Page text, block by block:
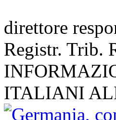
direttore
Registr. Trib.
ITALIANI